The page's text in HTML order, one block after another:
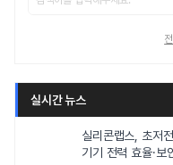
실시간 뉴스
실리콘랩스, 초저
기기 전력 효율·보